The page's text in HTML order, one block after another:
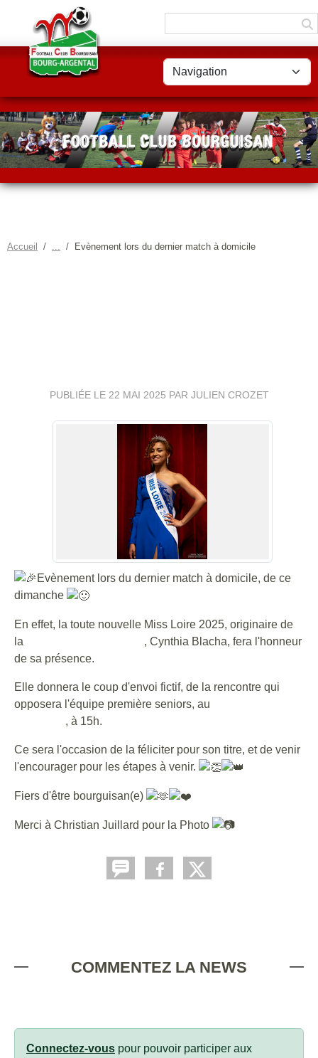
Accueil Evènement lors du dernier match à domicile
PUBLIÉE LE 22 MAI 2025 PAR JULIEN CROZET
Evènement lors du dernier match à domicile, de ce
dimanche
En effet, la toute nouvelle Miss Loire 2025, originaire de
la
, Cynthia Blacha, fera l'honneur
de sa présence.
Elle donnera le coup d'envoi fictif, de la rencontre qui
opposera l'équipe première seniors, au
, à 15h.
Ce sera l'occasion de la féliciter pour son titre, et de venir
l'encourager pour les étapes à venir.
Fiers d'être bourguisan(e)
Merci à Christian Juillard pour la Photo
COMMENTEZ LA NEWS
Connectez-vous pour pouvoir participer aux
Panneau de gestion des cookies